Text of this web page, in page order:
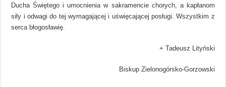
Ducha Świętego i umocnienia w sakramencie chorych, a kapłanom
siły i odwagi do tej wymagającej i uświęcającej posługi. Wszystkim z
serca błogosławię.
+ Tadeusz Lityński
Biskup Zielonogórsko-Gorzowski